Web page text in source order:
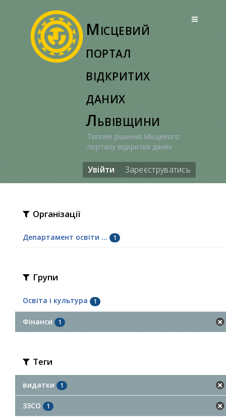
Місцевий
портал
відкритих
даних
Львівщини
Типове рішення Місцевого
порталу відкритих даних
Увійти Зареєструватись
Організації
Департамент освіти ... 1
Групи
Освіта і культура 1
Фінанси 1
Теги
видатки 1
ЗЗСО 1